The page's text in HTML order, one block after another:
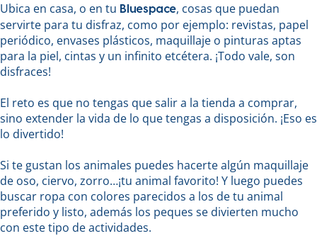
Ubica en casa, o en tu Bluespace, cosas que puedan
servirte para tu disfraz, como por ejemplo: revistas, papel
periódico, envases plásticos, maquillaje o pinturas aptas
para la piel, cintas y un infinito etcétera. ¡Todo vale, son
disfraces!
El reto es que no tengas que salir a la tienda a comprar,
sino extender la vida de lo que tengas a disposición. ¡Eso es
lo divertido!
Si te gustan los animales puedes hacerte algún maquillaje
de oso, ciervo, zorro…¡tu animal favorito! Y luego puedes
buscar ropa con colores parecidos a los de tu animal
preferido y listo, además los peques se divierten mucho
con este tipo de actividades.